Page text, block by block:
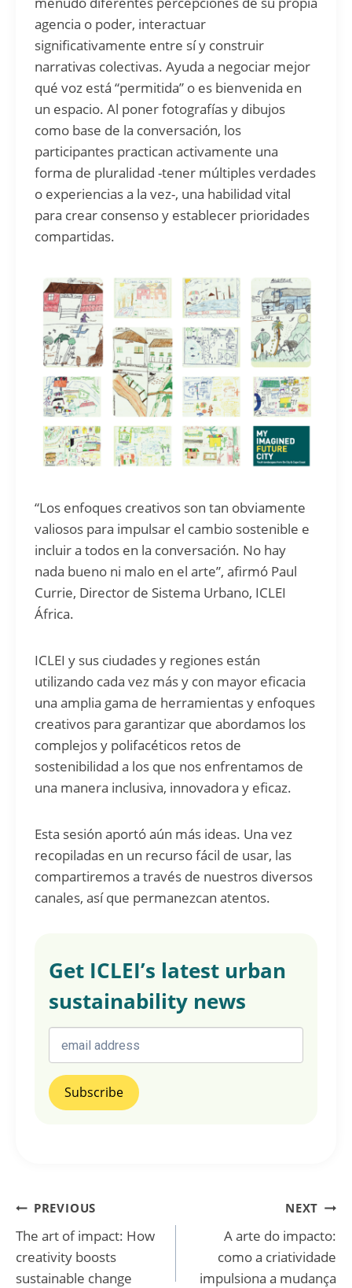
agencia o poder, interactuar
significativamente entre sí y construir
narrativas colectivas. Ayuda a negociar mejor
qué voz está “permitida” o es bienvenida en
un espacio. Al poner fotografías y dibujos
como base de la conversación, los
participantes practican activamente una
forma de pluralidad -tener múltiples verdades
o experiencias a la vez-, una habilidad vital
para crear consenso y establecer prioridades
compartidas.
“Los enfoques creativos son tan obviamente
valiosos para impulsar el cambio sostenible e
incluir a todos en la conversación. No hay
nada bueno ni malo en el arte”, afirmó Paul
Currie, Director de Sistema Urbano, ICLEI
África.
ICLEI y sus ciudades y regiones están
utilizando cada vez más y con mayor eficacia
una amplia gama de herramientas y enfoques
creativos para garantizar que abordamos los
complejos y polifacéticos retos de
sostenibilidad a los que nos enfrentamos de
una manera inclusiva, innovadora y eficaz.
Esta sesión aportó aún más ideas. Una vez
recopiladas en un recurso fácil de usar, las
compartiremos a través de nuestros diversos
canales, así que permanezcan atentos.
Get ICLEI’s latest urban
sustainability news
Post
navigation
PREVIOUS
The art of impact: How
creativity boosts
sustainable change
NEXT
A arte do impacto:
como a criatividade
impulsiona a mudança